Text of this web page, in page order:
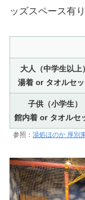
ッズスペース有り
大人（中学生以上）
湯着 or タオルセッ
子供（小学生）
館内着 or タオルセ
参照： 湯処ほのか 厚別